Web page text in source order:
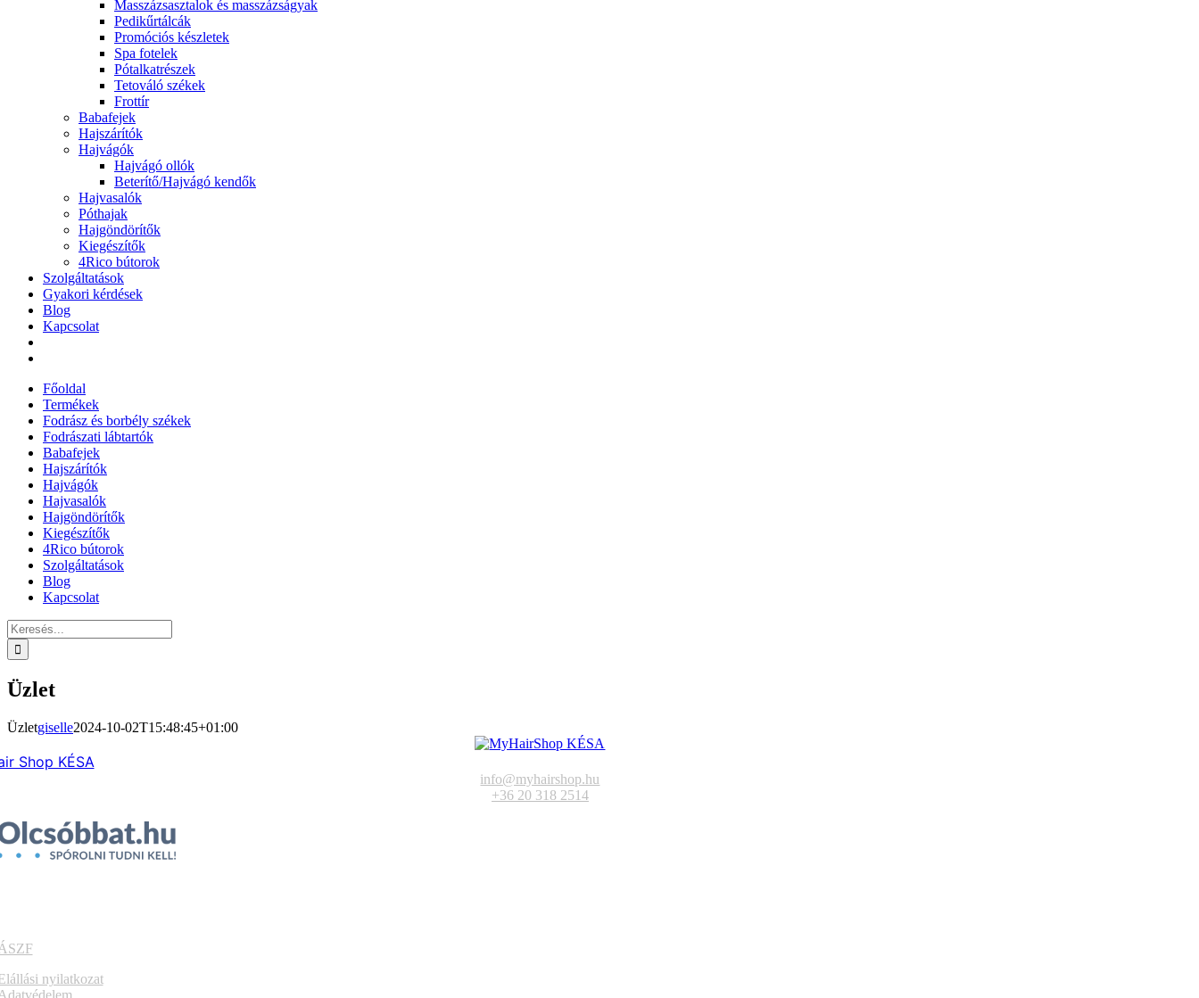
Masszázsasztalok és masszázságyak
Pedikűrtálcák
Promóciós készletek
Spa fotelek
Pótalkatrészek
Tetováló székek
Frottír
Babafejek
Hajszárítók
Hajvágók
Hajvágó ollók
Beterítő/Hajvágó kendők
Hajvasalók
Póthajak
Hajgöndörítők
Kiegészítők
4Rico bútorok
Szolgáltatások
Gyakori kérdések
Blog
Kapcsolat
Főoldal
Termékek
Fodrász és borbély székek
Fodrászati lábtartók
Babafejek
Hajszárítók
Hajvágók
Hajvasalók
Hajgöndörítők
Kiegészítők
4Rico bútorok
Szolgáltatások
Blog
Kapcsolat
Keresés...
Üzlet
Üzletgiselle2024-10-02T15:48:45+01:00
Shop KÉSA
info@myhairshop.hu
+36 20 318 2514
nyilatkozat